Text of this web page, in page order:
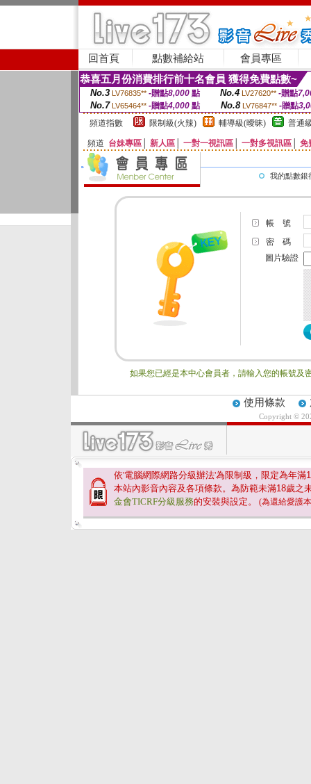
回首頁 點數補給站 會員專區
恭喜五月份消費排行前十名會員 獲得免費點數~
No.3 LV76835** -贈點8,000點 No.4 LV27620** -贈點
No.7 LV65464** -贈點4,000 點 No.8 LV76847** -贈點
頻道指數
限制級(火辣) 輔導級(曖昧) 普通
頻道 台妹專區 新人區 一對一視訊區 一對多視訊區 免
我的點數銀
帳 號
密 碼
圖片驗證
如果您已經是本中心會員者，請輸入您的帳號及
使用條款
Copyright ©
依'電腦網際網路分級辦法'為限制級，限定為年滿
本站內影音內容及各項條款。為防範未滿18歲之
金會TICRF分級服務的安裝與設定。 (為還給愛護